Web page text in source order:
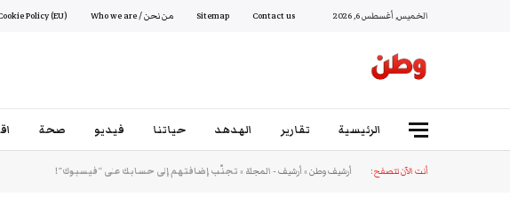
الخميس, أغسطس 6, 2026 Contact us
Sitemap من نحن / Who we are Policy (EU)
الرئيسية تقارير الهدهد حياتنا فيديو صحة
أنت الآن تتصفح: أرشيف وطن»أرشيف - المجلة»تجنّب إضافتهم إلى حسابك على “فيسبوك”!